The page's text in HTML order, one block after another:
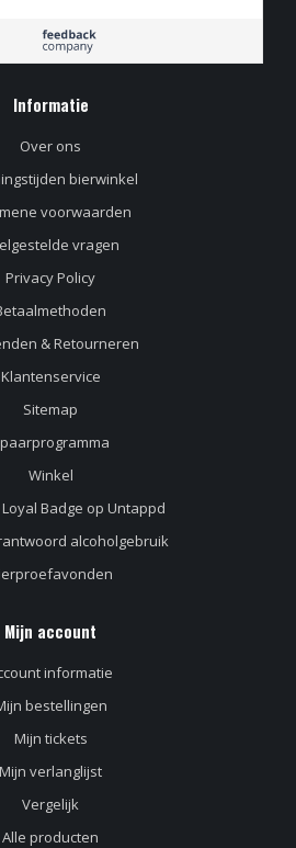
Informatie
Over ons
bierwinkel
voorwaarden
vragen
Privacy Policy
& Retourneren
Klantenservice
Sitemap
Winkel
Badge op Untappd
alcoholgebruik
Mijn account
informatie
bestellingen
Mijn tickets
Mijn verlanglijst
Vergelijk
Alle producten